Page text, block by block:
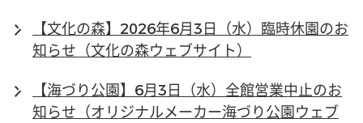
【文化の森】2026年6月3日（水）臨時休園のお
知らせ（文化の森ウェブサイト）
【海づり公園】6月3日（水）全館営業中止のお
知らせ（オリジナルメーカー海づり公園ウェブ